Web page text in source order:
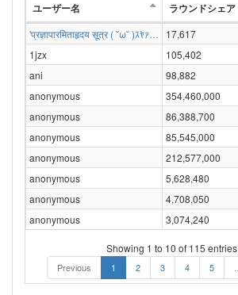
ユーザー名 ラウンドシェア
'प्रज्ञापारमिताहृदय सूत्र ( ˘ω˘ )ｽﾔｧ… 17,617
1jzx
105,402
ani
98,882
anonymous
354,460,000
anonymous
86,388,700
anonymous
85,545,000
anonymous
212,577,000
anonymous
5,628,480
anonymous
4,708,050
anonymous
3,074,240
Showing 1 to 10 of 115 entries
Previous 1 2 3 4 5